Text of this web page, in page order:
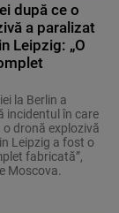
după ce o
a paralizat
Leipzig: „O
la Berlin a
incidentul în care
dronă explozivă
Leipzig a fost o
fabricată”,
Moscova.